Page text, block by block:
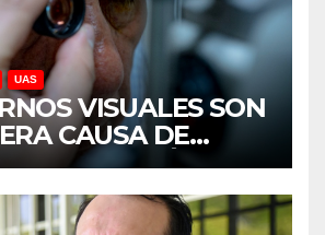
UAS
VISUALES SON
CAUSA DE
EN MÉXICO,
DEL
LA UAS